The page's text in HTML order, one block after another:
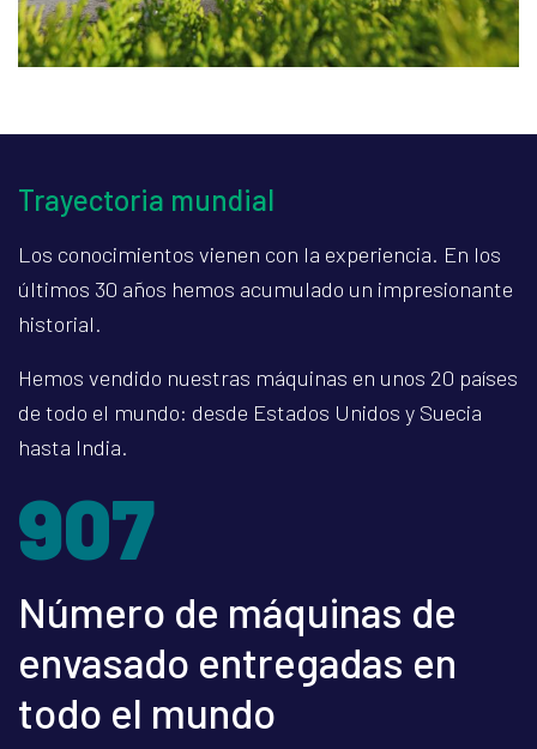
Trayectoria mundial
Los conocimientos vienen con la experiencia. En los
últimos 30 años hemos acumulado un impresionante
historial.
Hemos vendido nuestras máquinas en unos 20 países
de todo el mundo: desde Estados Unidos y Suecia
hasta India.
1235
Número de máquinas de
envasado entregadas en
todo el mundo